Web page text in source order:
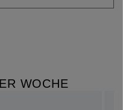
WOCHE